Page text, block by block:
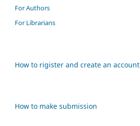
For Authors
For Librarians
How to rigister and create an account
How to make submission